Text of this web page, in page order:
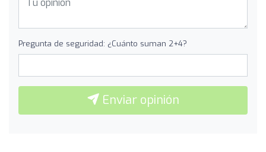
Pregunta de seguridad: ¿Cuánto suman 2+4?
Enviar opinión